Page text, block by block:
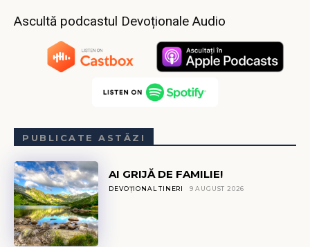
Ascultă podcastul Devoționale Audio
PUBLICATE ASTĂZI
AI GRIJĂ DE FAMILIE!
DEVOȚIONAL TINERI 9 AUGUST 2026